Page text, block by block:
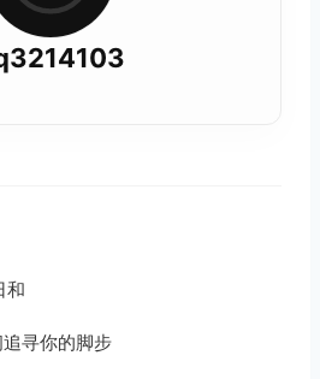
和
寻你的脚步